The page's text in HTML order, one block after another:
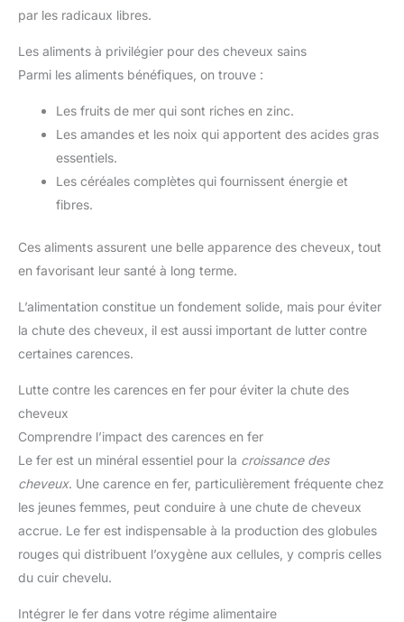
par les radicaux libres.
Les aliments à privilégier pour des cheveux sains
Parmi les aliments bénéfiques, on trouve :
Les fruits de mer qui sont riches en zinc.
Les amandes et les noix qui apportent des acides gras
essentiels.
Les céréales complètes qui fournissent énergie et
fibres.
Ces aliments assurent une belle apparence des cheveux, tout
en favorisant leur santé à long terme.
L’alimentation constitue un fondement solide, mais pour éviter
la chute des cheveux, il est aussi important de lutter contre
certaines carences.
Lutte contre les carences en fer pour éviter la chute des
cheveux
Comprendre l’impact des carences en fer
Le fer est un minéral essentiel pour la croissance des
cheveux. Une carence en fer, particulièrement fréquente chez
les jeunes femmes, peut conduire à une chute de cheveux
accrue. Le fer est indispensable à la production des globules
rouges qui distribuent l’oxygène aux cellules, y compris celles
du cuir chevelu.
Intégrer le fer dans votre régime alimentaire